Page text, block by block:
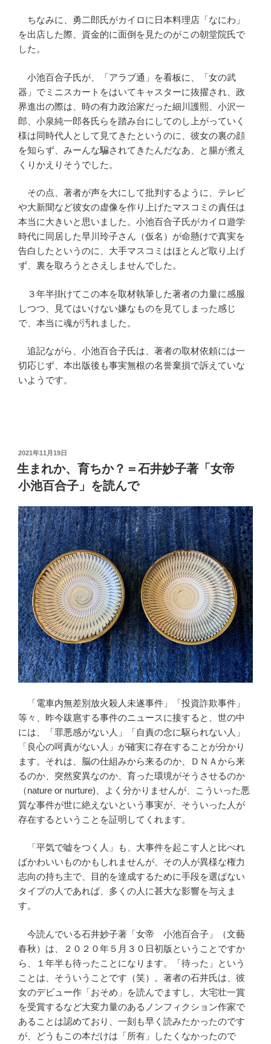
ちなみに、勇二郎氏がカイロに日本料理店「なにわ」
を出店した際、資金的に面倒を見たのがこの朝堂院氏で
した。
小池百合子氏が、「アラブ通」を看板に、「女の武
器」でミニスカートをはいてキャスターに抜擢され、政
界進出の際は、時の有力政治家だった細川護熙、小沢一
郎、小泉純一郎各氏らを踏み台にしてのし上がっていく
様は同時代人として見てきたというのに、彼女の裏の顔
を知らず、みーんな騙されてきたんだなあ、と腸が煮え
くりかえりそうでした。
その点、著者が声を大にして批判するように、テレビ
や大新聞など彼女の虚像を作り上げたマスコミの責任は
本当に大きいと思いました。小池百合子氏がカイロ遊学
時代に同居した早川玲子さん（仮名）が命懸けで真実を
告白したというのに、大手マスコミはほとんど取り上げ
ず、裏を取ろうとさえしませんでした。
３年半掛けてこの本を取材執筆した著者の力量に感服
しつつ、見てはいけない嫌なものを見てしまった感じ
で、本当に魂が汚れました。
追記ながら、小池百合子氏は、著者の取材依頼には一
切応じず、本出版後も事実無根の名誉棄損で訴えていな
いようです。
投
稿
日:
2021年11月19日
生まれか、育ちか？＝石井妙子著「女帝
小池百合子」を読んで
「電車内無差別放火殺人未遂事件」「投資詐欺事件」
等々、昨今跋扈する事件のニュースに接すると、世の中
には、「罪悪感がない人」「自責の念に駆られない人」
「良心の呵責がない人」が確実に存在することが分かり
ます。それは、脳の仕組みから来るのか、ＤＮＡから来
るのか、突然変異なのか、育った環境がそうさせるのか
（nature or nurture)、よく分かりませんが、こういった悪
質な事件が世に絶えないという事実が、そういった人が
存在するということを証明してくれます。
「平気で嘘をつく人」も、大事件を起こす人と比べれ
ばかわいいものかもしれませんが、その人が異様な権力
志向の持ち主で、目的を達成するために手段を選ばない
タイプの人であれば、多くの人に甚大な影響を与えま
す。
今読んでいる石井妙子著「女帝 小池百合子」（文藝
春秋）は、２０２０年５月３０日初版ということですか
ら、１年半も待ったことになります。「待った」という
ことは、そういうことです（笑）。著者の石井氏は、彼
女のデビュー作「おそめ」を読んでますし、大宅壮一賞
を受賞するなど大変力量のあるノンフィクション作家で
あることは認めており、一刻も早く読みたかったのです
が、どうもこの本だけは「所有」したくなかったので